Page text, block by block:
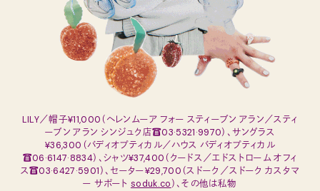
LILY／帽子¥11,000（ヘレンムーア フォー スティーブン アラン／スティ
ーブン アラン シンジュク店☎03·5321·9970）、サングラス
¥36,300（バディオプティカル／ハウス バディオプティカル
☎06·6147·8834）、シャツ¥37,400（クードス／エドストローム オフィ
ス☎03·6427·5901）、セーター¥29,700（スドーク／スドーク カスタマ
ー サポート soduk.co）、その他は私物